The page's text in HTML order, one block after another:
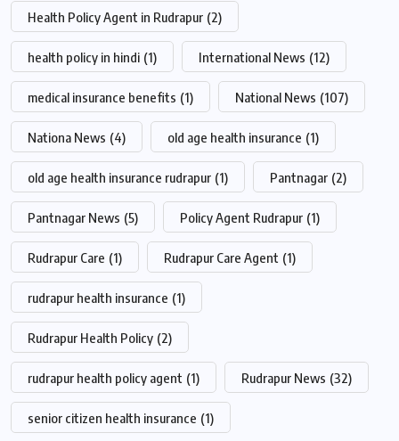
Health Policy Agent in Rudrapur (2)
health policy in hindi (1) International News (12)
medical insurance benefits (1) National News (107)
Nationa News (4) old age health insurance (1)
old age health insurance rudrapur (1) Pantnagar (2)
Pantnagar News (5) Policy Agent Rudrapur (1)
Rudrapur Care (1) Rudrapur Care Agent (1)
rudrapur health insurance (1)
Rudrapur Health Policy (2)
rudrapur health policy agent (1) Rudrapur News (32)
senior citizen health insurance (1)